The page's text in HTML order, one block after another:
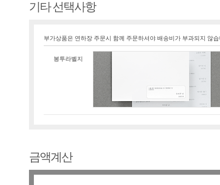
기타 선택사항
부가상품은 연하장 주문시 함께 주문하셔야 배송비가 부과되지 않
봉투라벨지
금액계산